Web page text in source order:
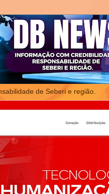
de Seberi e região.